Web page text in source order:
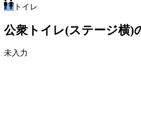
トイレ
公衆トイレ(ステージ横)
未入力